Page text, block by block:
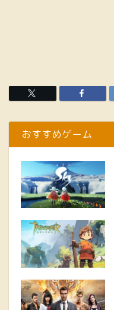
おすすめゲーム